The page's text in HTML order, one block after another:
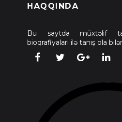
HAQQINDA
Bu saytda müxtəlif
bioqrafiyaları ilə tanış ola